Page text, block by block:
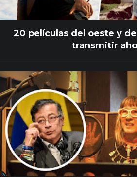
20 películas del oeste y
transmitir